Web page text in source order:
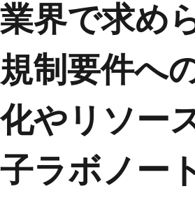
業界で求め
規制要件へ
化やリソー
子ラボノー